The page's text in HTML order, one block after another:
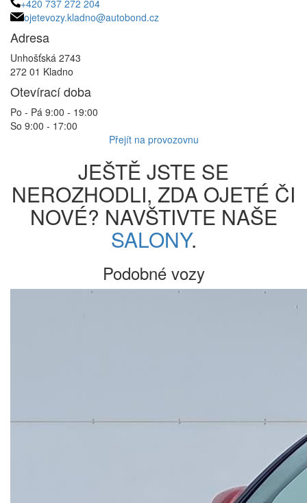
+420 737 272 204
ojetevozy.kladno@autobond.cz
Adresa
Unhošťská 2743
272 01 Kladno
Otevírací doba
Po - Pá 9:00 - 19:00
So 9:00 - 17:00
Přejít na provozovnu
JEŠTĚ JSTE SE
NEROZHODLI, ZDA OJETÉ ČI
NOVÉ? NAVŠTIVTE NAŠE
SALONY.
Podobné vozy